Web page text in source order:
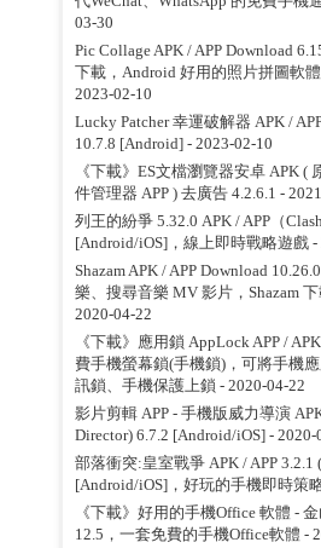
03-30
Pic Collage APK / APP Download
下載，Android 好用的照片拼圖軟
2023-02-10
Lucky Patcher 幸運破解器 APK /
10.7.8 [Android] - 2023-02-10
《下載》ES文檔瀏覽器安卓 APK (
件管理器 APP ) 去廣告 4.2.6.1 -
列王的紛爭 5.32.0 APK / APP（
[Android/iOS]，線上即時戰略遊戲-
Shazam APK / APP Download
樂、搜尋音樂 MV 影片，Shazam
2020-04-22
《下載》應用鎖 AppLock APP /
費手機螢幕鎖(手機鎖)，可將手機
訊鎖、手機保護上鎖 - 2020-04-22
影片剪輯 APP - 手機版威力導演
Director) 6.7.2 [Android/iOS]- 2020-
部落衝突:皇室戰爭 APK / APP 3.2.1
[Android/iOS]，好玩的手機即時策
《下載》好用的手機Office 軟體 -
12.5，一套免費的手機Office軟體 -